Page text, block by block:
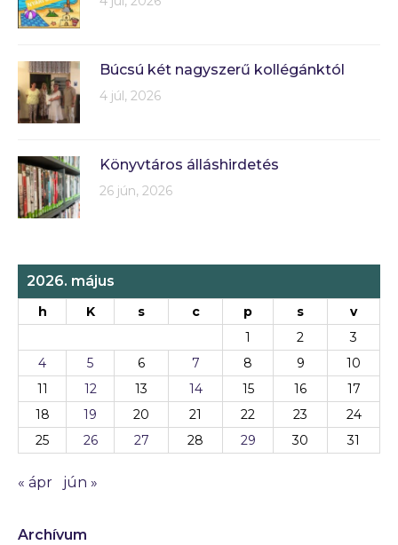
Búcsú két nagyszerű kollégánktól
4 júl, 2026
Könyvtáros álláshirdetés
26 jún, 2026
2026. május
h K s c p s
v
1
2
3
4
5 6 7 8 9
10
11
12 13 14 15 16
17
18
19 20 21 22 23
24
25
26 27 28 29 30 31
« ápr jún »
Archívum